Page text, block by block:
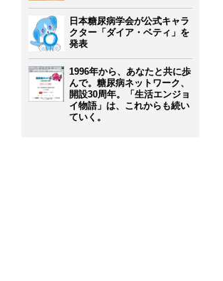
日本糖尿病学会が公式キャラ
クター「ダイア・ベティ」を
発表
1996年から、あなたと共に歩
んで。糖尿病ネットワーク、
開設30周年。「生活エンジョ
イ物語」は、これからも続い
ていく。